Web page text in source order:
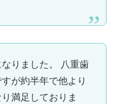
りました。 八重歯
が約半年で他より
満足しておりま